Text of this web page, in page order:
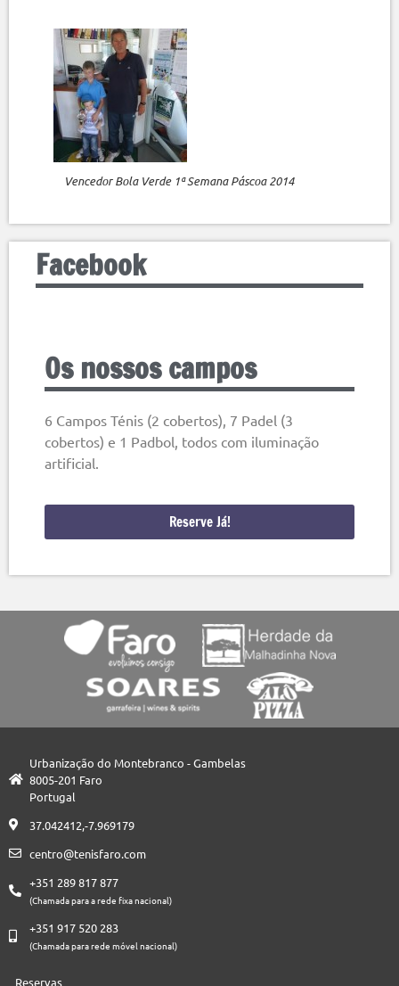
Vencedor Bola Verde 1ª Semana Páscoa 2014
Facebook
Os nossos campos
6 Campos Ténis (2 cobertos), 7 Padel (3
cobertos) e 1 Padbol, todos com iluminação
artificial.
Reserve Já!
Urbanização do Montebranco - Gambelas
8005-201 Faro
Portugal
37.042412,-7.969179
centro@tenisfaro.com
+351 289 817 877
(Chamada para a rede fixa nacional)
+351 917 520 283
(Chamada para rede móvel nacional)
Reservas